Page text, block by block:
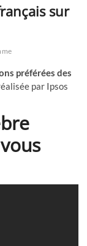
sur
préférées des
par Ipsos